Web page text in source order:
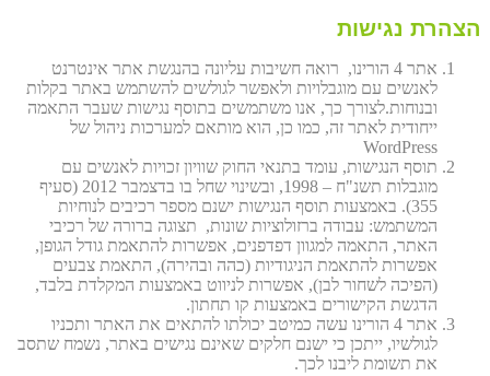
הצהרת נגישות
אתר 4 הורינו, רואה חשיבות עליונה בהנגשת אתר אינטרנט
לאנשים עם מוגבלויות ולאפשר לגולשים להשתמש באתר בקלות
ובנוחות.לצורך כך, אנו משתמשים בתוסף נגישות שעבר התאמה
ייחודית לאתר זה, כמו כן, הוא מותאם למערכות ניהול של
WordPress
תוסף הנגישות, עומד בתנאי החוק שוויון זכויות לאנשים עם
מוגבלות תשנ"ח – 1998, ובשינוי שחל בו בדצמבר 2012 (סעיף
355). באמצעות תוסף הנגישות ישנם מספר רכיבים לנוחיות
המשתמש: עבודה ברזולוציות שונות, תצוגה ברורה של רכיבי
האתר, התאמה למגוון דפדפנים, אפשרות להתאמת גודל הגופן,
אפשרות להתאמת הניגודיות (כהה ובהירה), התאמת צבעים
(הפיכה לשחור לבן), אפשרות לניווט באמצעות המקלדת בלבד,
הדגשת הקישורים באמצעות קו תחתון.
אתר 4 הורינו עשה כמיטב יכולתו להתאים את האתר ותכניו
לגולשיו, ייתכן כי ישנם חלקים שאינם נגישים באתר, נשמח שתסב
את תשומת ליבנו לכך.